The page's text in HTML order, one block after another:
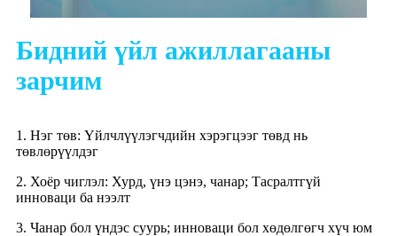
Бидний үйл ажиллагааны
зарчим
1. Нэг төв: Үйлчлүүлэгчдийн хэрэгцээг төвд нь
төвлөрүүлдэг
2. Хоёр чиглэл: Хурд, үнэ цэнэ, чанар; Тасралтгүй
инноваци ба нээлт
3. Чанар бол үндэс суурь; инноваци бол хөдөлгөгч хүч юм